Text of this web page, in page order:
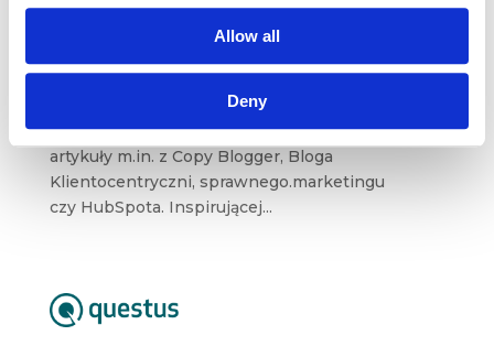
Allow all
Deny
marketingowej #24]
Blogosfera,Trendy
przegląd treści z marketingowych blogów
i serwisów. Dziś wyselekcjonowaliśmy dla Was
artykuły m.in. z Copy Blogger, Bloga
Klientocentryczni, sprawnego.marketingu
czy HubSpota. Inspirującej...